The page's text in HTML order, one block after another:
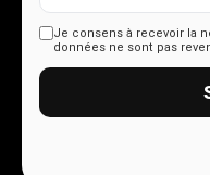
Je consens à recevoir la
données ne sont pas